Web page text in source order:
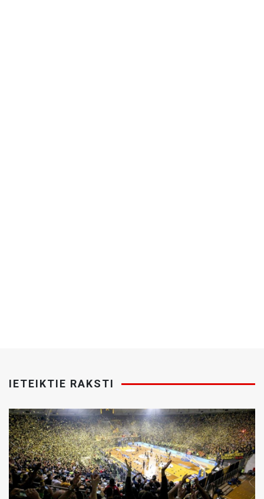
IETEIKTIE RAKSTI